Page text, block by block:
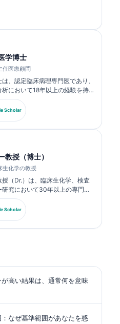
する臨床的監督を行っていま
イオマーカーの解釈および検
論文を幅広く発表しています。.
学博士
任医療顧問
、認定臨床病理専門医であり、
において18年以上の経験を持
門資格を有し、臨床現場における
よび検査分析について、幅広く
Scholar
教授（博士）
生化学の教授
（Dr.）は、臨床生化学、検査
究において30年以上の専門知
臨床化学会の元会長であり、診断
カーの標準化、AI支援による検
ます。.
Scholar
高い結果は、通常何を意味
なぜ基準範囲があなたを惑